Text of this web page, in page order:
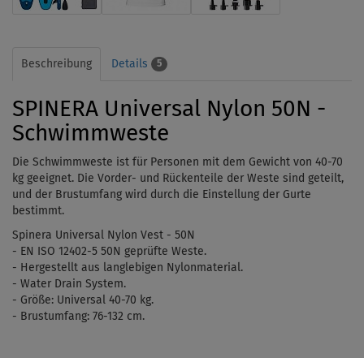
Beschreibung Details 5
SPINERA Universal Nylon 50N -
Schwimmweste
Die Schwimmweste ist für Personen mit dem Gewicht von 40-70
kg geeignet. Die Vorder- und Rückenteile der Weste sind geteilt,
und der Brustumfang wird durch die Einstellung der Gurte
bestimmt.
Spinera Universal Nylon Vest - 50N
- EN ISO 12402-5 50N geprüfte Weste.
- Hergestellt aus langlebigen Nylonmaterial.
- Water Drain System.
- Größe: Universal 40-70 kg.
- Brustumfang: 76-132 cm.